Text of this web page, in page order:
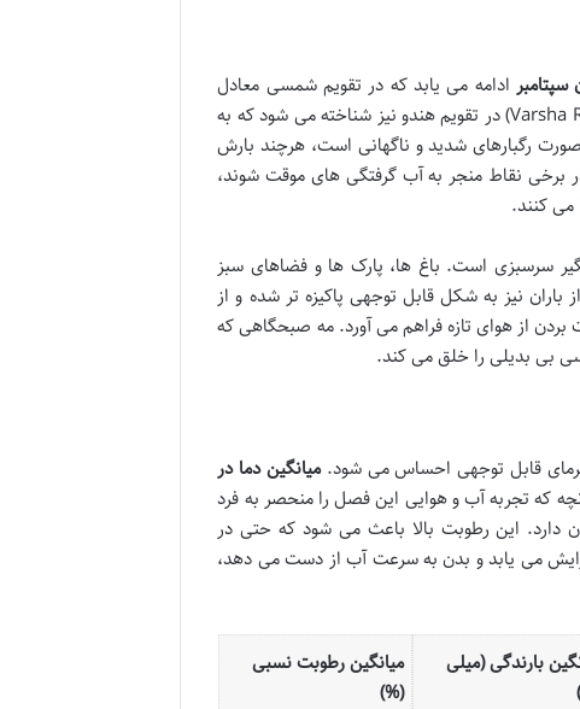
سپتامبر ادامه می یابد که در تقویم شمسی معادل
اوایل تیر تا پایان شهریور ماه است. این دوره زمانی، به نام وارشا ریتو (Varsha Ritu) در تقویم هندو نیز شناخته می شود که به
رگبارهای شدید و ناگهانی است، هرچند بارش
برخی نقاط منجر به آب گرفتگی های موقت شوند،
کنند.
سرسبزی است. باغ ها، پارک ها و فضاهای سبز
نیز به شکل قابل توجهی پاکیزه تر شده و از
از هوای تازه فراهم می آورد. مه صبحگاهی که
بی بدیلی را خلق می کند.
قابل توجهی احساس می شود.میانگین دما در
که تجربه آب و هوایی این فصل را منحصر به فرد
هواست که غالباً بین ۸۰ تا ۹۵ درصد نوسان دارد. این رطوبت بالا باعث می شود که حتی در
می یابد و بدن به سرعت آب از دست می دهد،
بارندگی (میلی
میانگین رطوبت نسبی
(%)